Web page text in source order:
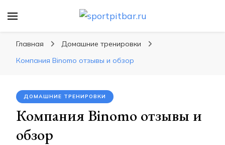
спортивных упражнения, правильные
диеты, программы тренировок
Главная
Домашние тренировки
Компания Binomo отзывы и обзор
ДОМАШНИЕ ТРЕНИРОВКИ
Компания Binomo отзывы и
обзор